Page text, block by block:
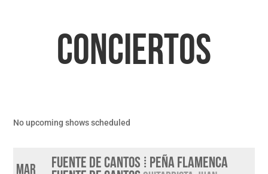
CONCIERTOS
No upcoming shows scheduled
Mar
FUENTE DE CANTOS ⁞ PEÑA FLAMENCA